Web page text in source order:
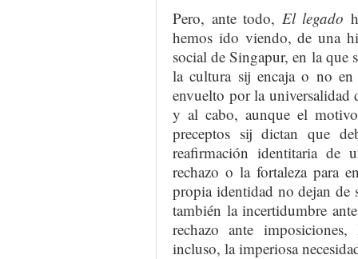
Pero, ante todo, El legado
hemos ido viendo, de una
social de Singapur, en la que
la cultura sij encaja o no
envuelto por la
y al cabo, aunque el
preceptos sij dictan que
reafirmación identitaria de
rechazo o la fortaleza para
propia identidad no dejan de
también la incertidumbre
rechazo ante
incluso, la imperiosa